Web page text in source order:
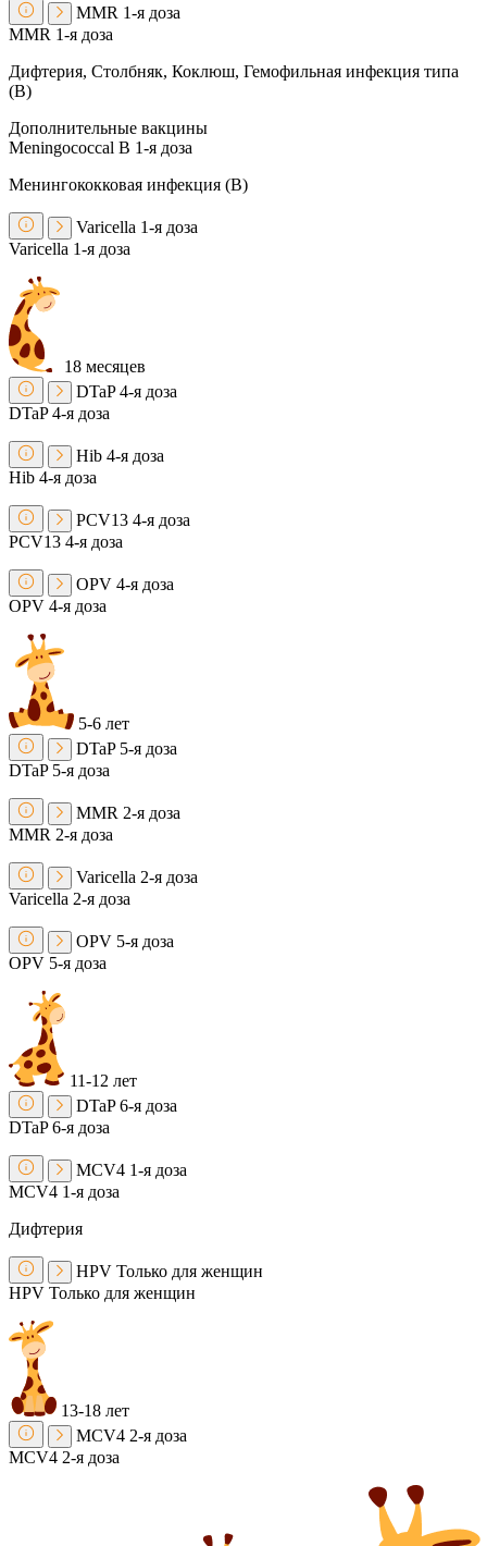
MMR 1-я доза
MMR 1-я доза
Дифтерия, Столбняк, Коклюш, Гемофильная инфекция типа
(B)
Дополнительные вакцины
Meningococcal B 1-я доза
Менингококковая инфекция (В)
Varicella 1-я доза
Varicella 1-я доза
18 месяцев
DTaP 4-я доза
DTaP 4-я доза
Hib 4-я доза
Hib 4-я доза
PCV13 4-я доза
PCV13 4-я доза
OPV 4-я доза
OPV 4-я доза
5-6 лет
DTaP 5-я доза
DTaP 5-я доза
MMR 2-я доза
MMR 2-я доза
Varicella 2-я доза
Varicella 2-я доза
OPV 5-я доза
OPV 5-я доза
11-12 лет
DTaP 6-я доза
DTaP 6-я доза
MCV4 1-я доза
MCV4 1-я доза
Дифтерия
HPV Только для женщин
HPV Только для женщин
13-18 лет
MCV4 2-я доза
MCV4 2-я доза